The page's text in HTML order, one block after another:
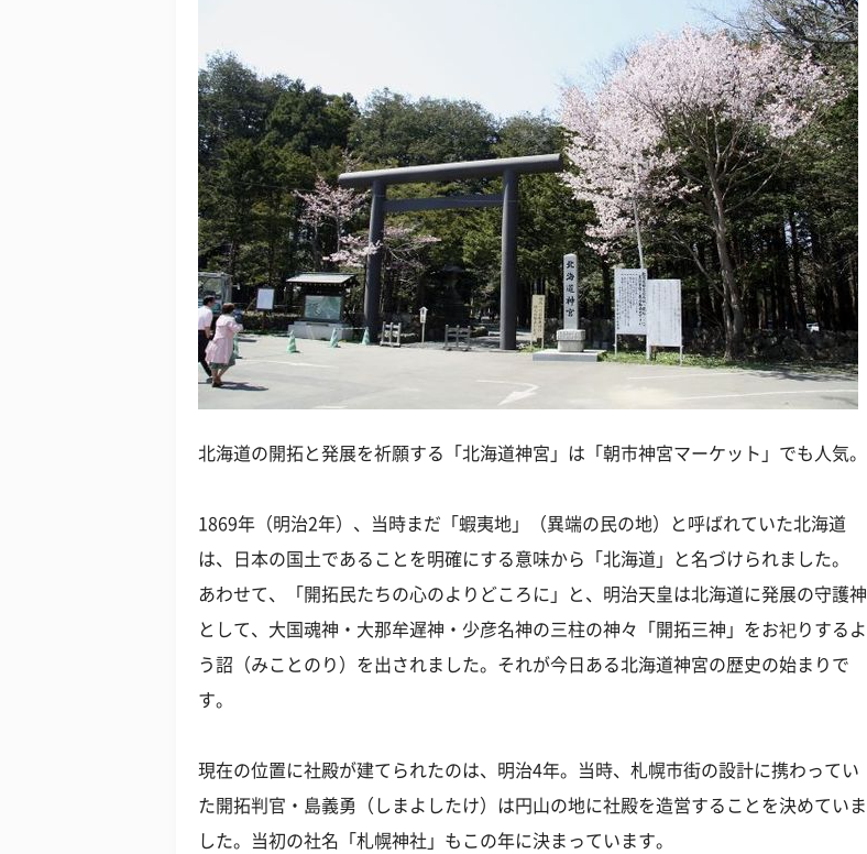
北海道の開拓と発展を祈願する「北海道神宮」は「朝市神宮マーケット」でも人気。
1869年（明治2年）、当時まだ「蝦夷地」（異端の民の地）と呼ばれていた北海道
は、日本の国土であることを明確にする意味から「北海道」と名づけられました。
あわせて、「開拓民たちの心のよりどころに」と、明治天皇は北海道に発展の守護神
として、大国魂神・大那牟遅神・少彦名神の三柱の神々「開拓三神」をお祀りするよ
う詔（みことのり）を出されました。それが今日ある北海道神宮の歴史の始まりで
す。
現在の位置に社殿が建てられたのは、明治4年。当時、札幌市街の設計に携わってい
た開拓判官・島義勇（しまよしたけ）は円山の地に社殿を造営することを決めていま
した。当初の社名「札幌神社」もこの年に決まっています。